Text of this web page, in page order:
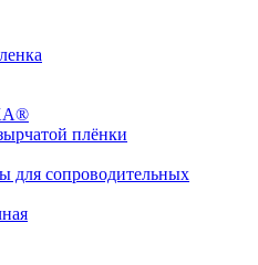
плёнки
для сопроводительных